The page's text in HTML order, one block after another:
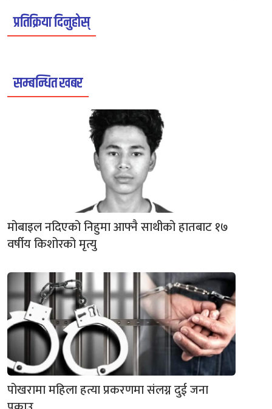
प्रतिक्रिया दिनुहोस्
सम्बन्धित खबर
मोबाइल नदिएको निहुमा आफ्नै साथीको हातबाट १७
वर्षीय किशोरको मृत्यु
पोखरामा महिला हत्या प्रकरणमा संलग्न दुई जना